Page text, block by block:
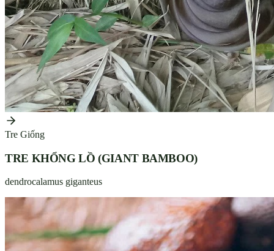
Tre Giống
TRE KHỔNG LỒ (GIANT BAMBOO)
dendrocalamus giganteus